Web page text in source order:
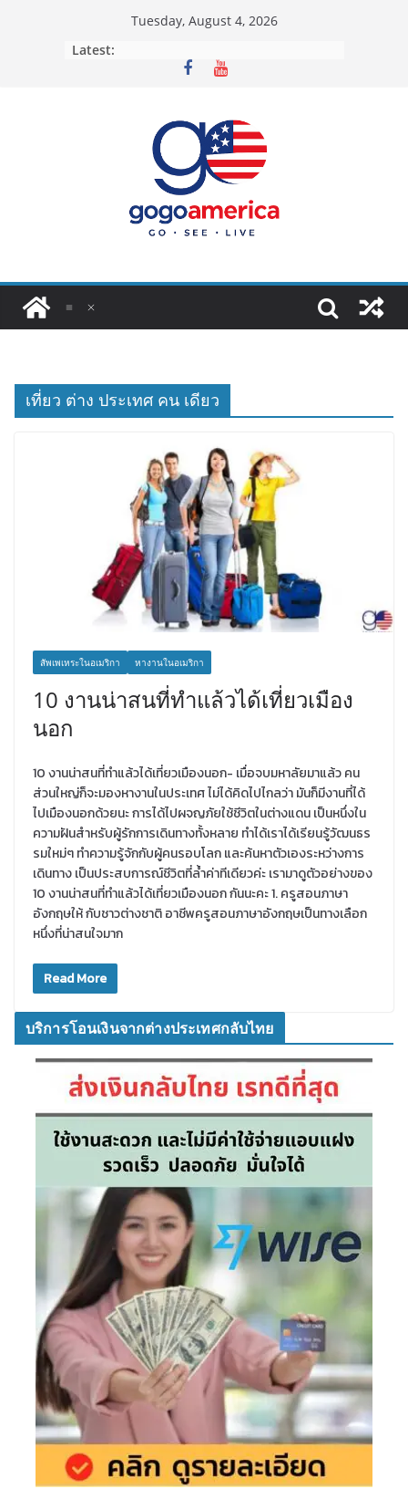
Tuesday, August 4, 2026
Latest:
เที่ยว ต่าง ประเทศ คน เดียว
สัพเพเหระในอเมริกา หางานในอเมริกา
10 งานน่าสนที่ทำแล้วได้เที่ยวเมือง
นอก
10 งานน่าสนที่ทำแล้วได้เที่ยวเมืองนอก- เมื่อจบมหาลัยมาแล้ว คน
ส่วนใหญ่ก็จะมองหางานในประเทศ ไม่ได้คิดไปไกลว่า มันก็มีงานที่ได้
ไปเมืองนอกด้วยนะ การได้ไปผจญภัยใช้ชีวิตในต่างแดน เป็นหนึ่งใน
ความฝันสำหรับผู้รักการเดินทางทั้งหลาย ทำได้เราได้เรียนรู้วัฒนธร
รมใหม่ๆ ทำความรู้จักกับผู้คนรอบโลก และค้นหาตัวเองระหว่างการ
เดินทาง เป็นประสบการณ์ชีวิตที่ล้ำค่าทีเดียวค่ะ เรามาดูตัวอย่างของ
10 งานน่าสนที่ทำแล้วได้เที่ยวเมืองนอก กันนะคะ 1. ครูสอนภาษา
อังกฤษให้ กับชาวต่างชาติ อาชีพครูสอนภาษาอังกฤษเป็นทางเลือก
หนึ่งที่น่าสนใจมาก
Read More
บริการโอนเงินจากต่างประเทศกลับไทย